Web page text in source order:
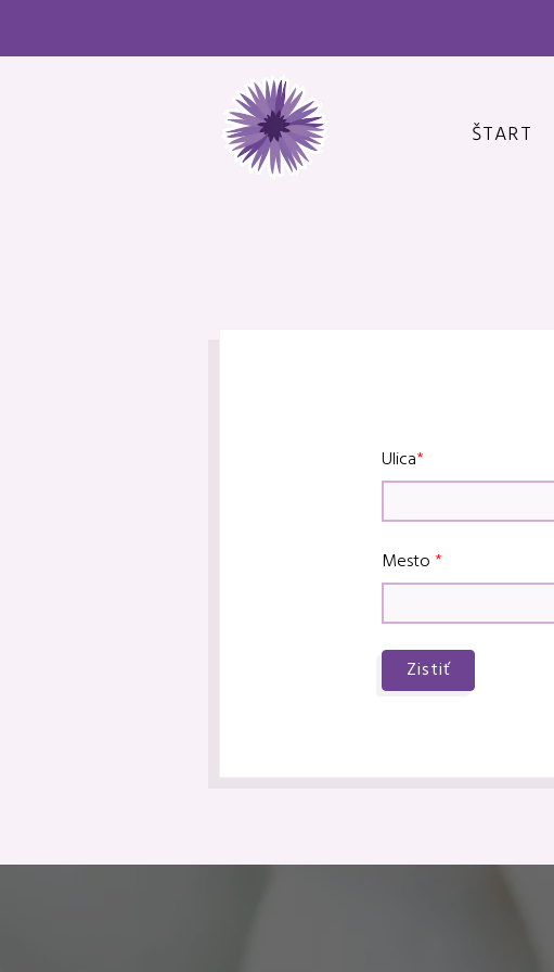
ŠTART
Ulica
Mesto
Zistiť